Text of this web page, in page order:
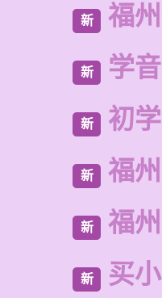
新 福
新 学
新 初
新 福
新 福
新 买